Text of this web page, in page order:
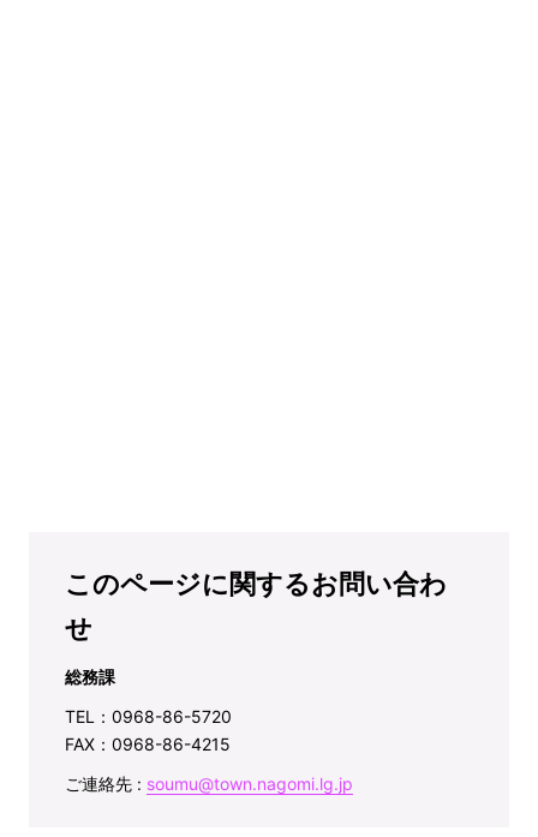
このページに関するお問い合わ
せ
総務課
TEL：0968-86-5720
FAX：0968-86-4215
ご連絡先 : soumu@town.nagomi.lg.jp